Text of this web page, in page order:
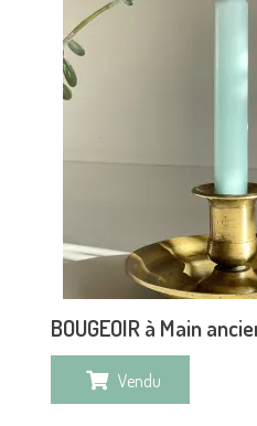
BOUGEOIR à Main
Vendu